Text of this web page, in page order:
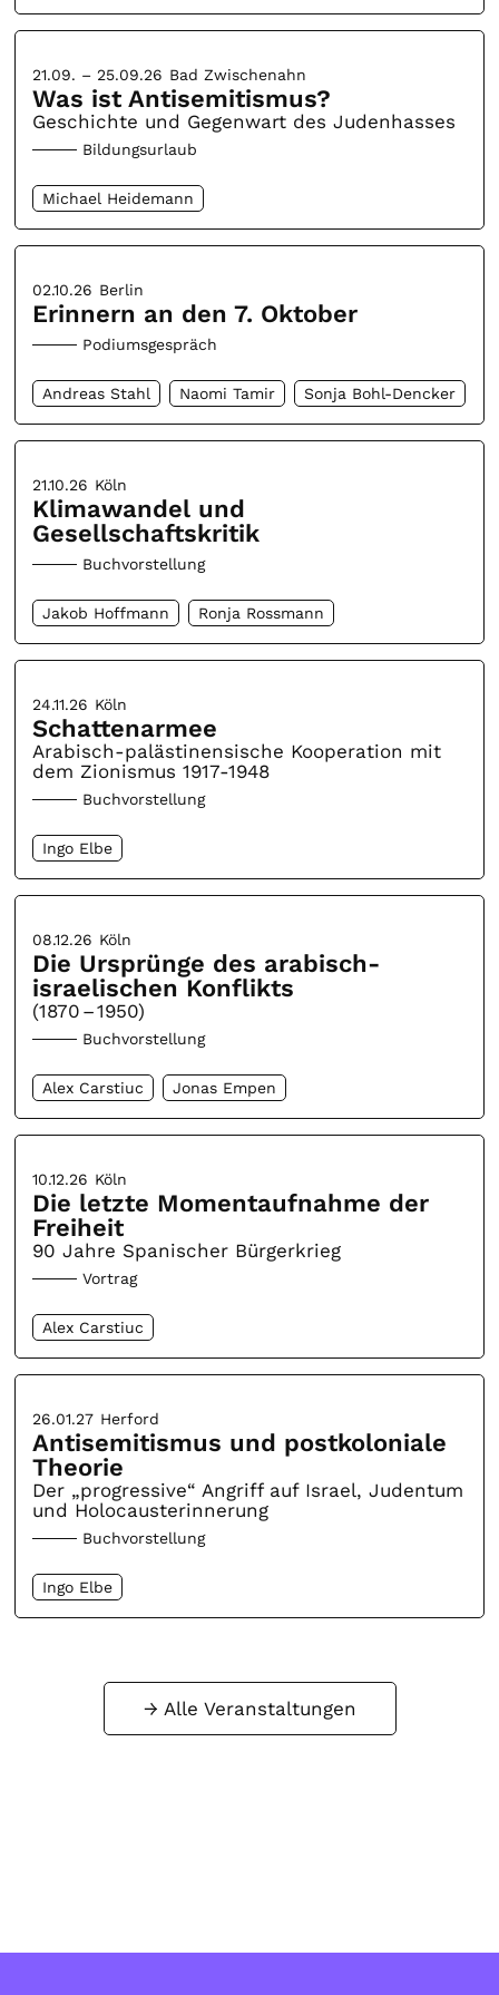
21.09. – 25.09.26 Bad Zwischenahn
Was ist Antisemitismus?
Geschichte und Gegenwart des Judenhasses
Bildungsurlaub
Michael Heidemann
02.10.26 Berlin
Erinnern an den 7. Oktober
Podiumsgespräch
Andreas Stahl Naomi Tamir Sonja Bohl-Dencker
21.10.26 Köln
Klimawandel und
Gesellschaftskritik
Buchvorstellung
Jakob Hoffmann Ronja Rossmann
24.11.26 Köln
Schattenarmee
Arabisch-palästinensische Kooperation mit
dem Zionismus 1917-1948
Buchvorstellung
Ingo Elbe
08.12.26 Köln
Die Ursprünge des arabisch-
israelischen Konflikts
(1870 – 1950)
Buchvorstellung
Alex Carstiuc Jonas Empen
10.12.26 Köln
Die letzte Momentaufnahme der
Freiheit
90 Jahre Spanischer Bürgerkrieg
Vortrag
Alex Carstiuc
26.01.27 Herford
Antisemitismus und postkoloniale
Theorie
Der „progressive“ Angriff auf Israel, Judentum
und Holocausterinnerung
Buchvorstellung
Ingo Elbe
Alle Veranstaltungen